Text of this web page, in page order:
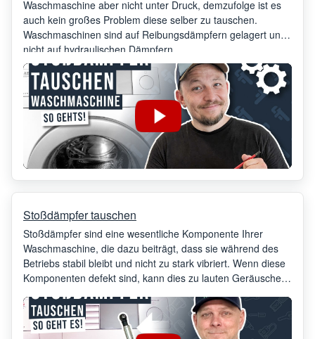
Waschmaschine aber nicht unter Druck, demzufolge ist es
auch kein großes Problem diese selber zu tauschen.
Waschmaschinen sind auf Reibungsdämpfern gelagert und
nicht auf hydraulischen Dämpfern.
Stoßdämpfer tauschen
Stoßdämpfer sind eine wesentliche Komponente Ihrer
Waschmaschine, die dazu beiträgt, dass sie während des
Betriebs stabil bleibt und nicht zu stark vibriert. Wenn diese
Komponenten defekt sind, kann dies zu lauten Geräuschen
führen. Daher ist es wichtig, sie bei ersten Anzeichen eines
Problems zu ersetzen.